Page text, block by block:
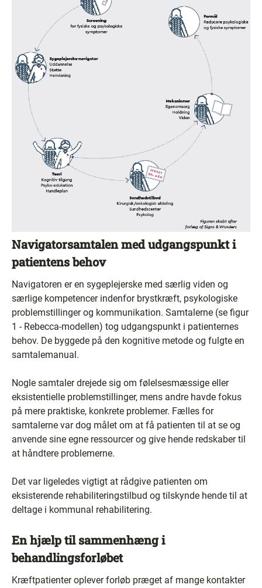
Navigatorsamtalen med udgangspunkt i
patientens behov
Navigatoren er en sygeplejerske med særlig viden og
særlige kompetencer indenfor brystkræft, psykologiske
problemstillinger og kommunikation. Samtalerne (se figur
1 - Rebecca-modellen) tog udgangspunkt i patienternes
behov. De byggede på den kognitive metode og fulgte en
samtalemanual.
Nogle samtaler drejede sig om følelsesmæssige eller
eksistentielle problemstillinger, mens andre havde fokus
på mere praktiske, konkrete problemer. Fælles for
samtalerne var dog målet om at få patienten til at se og
anvende sine egne ressourcer og give hende redskaber til
at håndtere problemerne.
Det var ligeledes vigtigt at rådgive patienten om
eksisterende rehabiliteringstilbud og tilskynde hende til at
deltage i kommunal rehabilitering.
En hjælp til sammenhæng i
behandlingsforløbet
Kræftpatienter oplever forløb præget af mange kontakter